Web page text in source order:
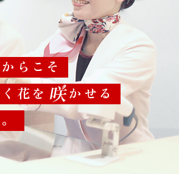
ース
ース ※東京のみ
詳細（コース共通）
らこそ
く花を
かせる